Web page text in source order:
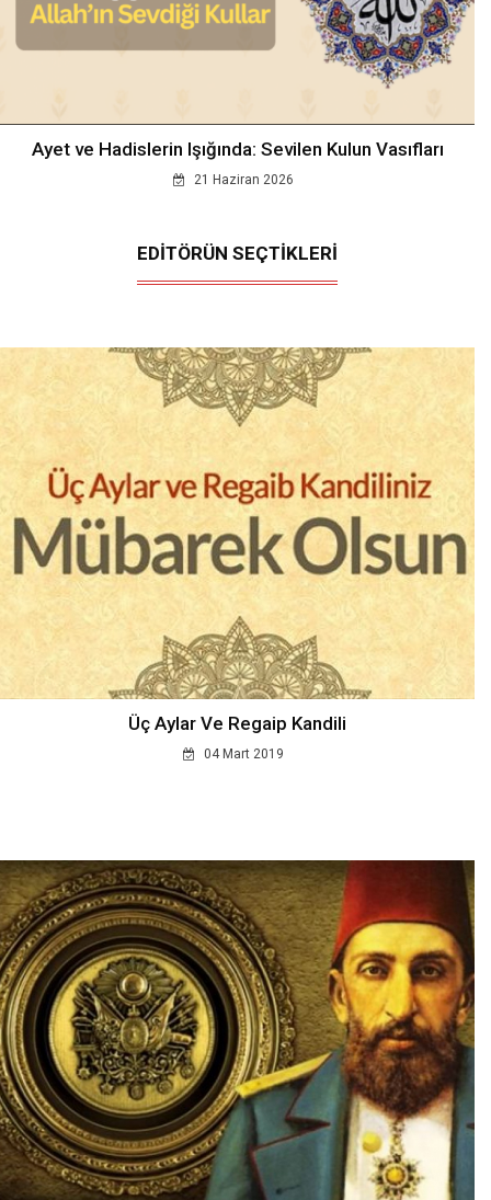
Ayet ve Hadislerin Işığında: Sevilen Kulun Vasıfları
21 Haziran 2026
EDİTÖRÜN SEÇTİKLERİ
Üç Aylar Ve Regaip Kandili
04 Mart 2019